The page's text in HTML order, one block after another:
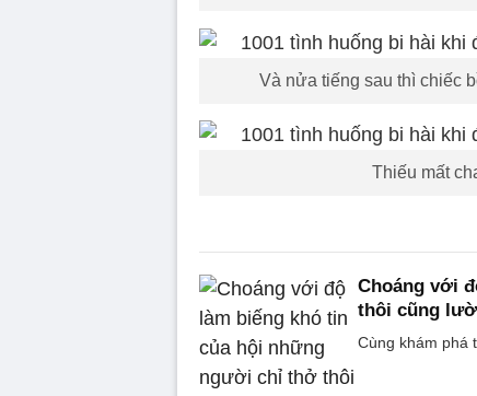
Và nửa tiếng sau thì chiếc
Thiếu mất
Choáng với
thôi cũng
Cùng khám phá